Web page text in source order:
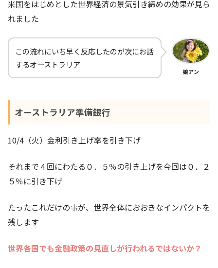
米国をはじめとした世界経済の景気引き締めの効果が見ら
れました
この流れにいち早く反応したのが次にお話
するオーストラリア
娘アン
オーストラリア準備銀行
10/4（火）金利引き上げ率を引き下げ
それまで４回にわたる０．５％の引き上げを今回は０．２
５％に引き下げ
たったこれだけの事が、世界全体におおきなインパクトを
残します
世界各国でも金融政策の見直しが行われるではないか？